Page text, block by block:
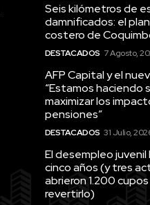
Seis kilómetros de
damnificados: el
costero de
DESTACADOS 7 Agosto,
AFP Capital y el
“Estamos haciendo
maximizar los
pensiones”
DESTACADOS 31 Julio,
El desempleo
cinco años (y tres
abrieron 1.200
revertirlo)